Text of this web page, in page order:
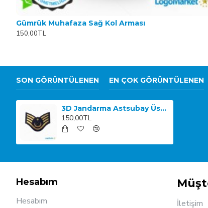
Gümrük Muhafaza Sağ Kol Arması
150,00TL
SON GÖRÜNTÜLENEN EN ÇOK GÖRÜNTÜLENEN
3D Jandarma Astsubay Üstçavuş Arması
150,00TL
Hesabım
Hesabım
İletişim